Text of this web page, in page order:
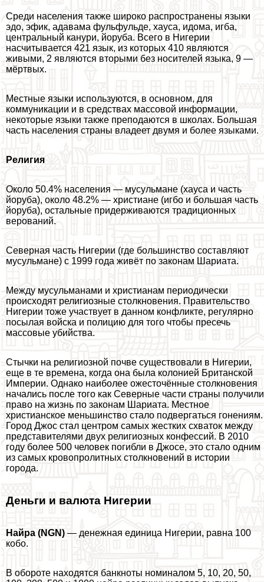
Среди населения также широко распространены языки
эдо, эфик, адавама фульфульде, хауса, идома, игба,
центральный канури, йоруба. Всего в Нигерии
насчитывается 421 язык, из которых 410 являются
живыми, 2 являются вторыми без носителей языка, 9 —
мёртвых.
Местные языки используются, в основном, для
коммуникации и в средствах массовой информации,
некоторые языки также преподаются в школах. Большая
часть населения страны владеет двумя и более языками.
Религия
Около 50.4% населения — мусульмане (хауса и часть
йоруба), около 48.2% — христиане (игбо и большая часть
йоруба), остальные придерживаются традиционных
верований.
Северная часть Нигерии (где большинство составляют
мусульмане) с 1999 года живёт по законам Шариата.
Между мусульманами и христианам периодически
происходят религиозные столкновения. Правительство
Нигерии тоже участвует в данном конфликте, регулярно
посылая войска и полицию для того чтобы пресечь
массовые убийства.
Стычки на религиозной почве существовали в Нигерии,
еще в те времена, когда она была колонией Британской
Империи. Однако наиболее ожесточённые столкновения
начались после того как Северные части страны получили
право на жизнь по законам Шариата. Местное
христианское меньшинство стало подвергаться гонениям.
Город Джос стал центром самых жестких схваток между
представителями двух религиозных конфессий. В 2010
году более 500 человек погибли в Джосе, это стало одним
из самых кровопролитных столкновений в истории
города.
Деньги и валюта Нигерии
Найра (NGN) — денежная единица Нигерии, равна 100
кобо.
В обороте находятся банкноты номиналом 5, 10, 20, 50,